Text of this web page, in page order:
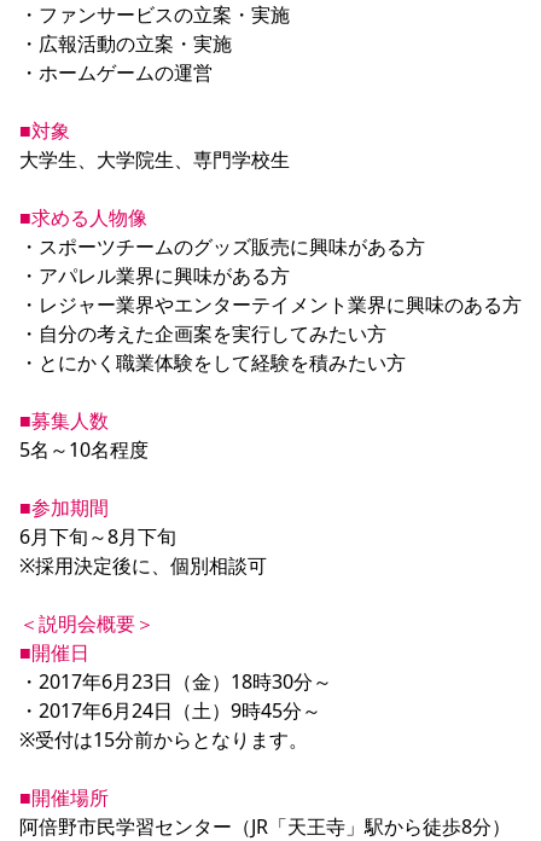
・ファンサービスの立案・実施
・広報活動の立案・実施
・ホームゲームの運営
■対象
大学生、大学院生、専門学校生
■求める人物像
・スポーツチームのグッズ販売に興味がある方
・アパレル業界に興味がある方
・レジャー業界やエンターテイメント業界に興味のある方
・自分の考えた企画案を実行してみたい方
・とにかく職業体験をして経験を積みたい方
■募集人数
5名～10名程度
■参加期間
6月下旬～8月下旬
※採用決定後に、個別相談可
＜説明会概要＞
■開催日
・2017年6月23日（金）18時30分～
・2017年6月24日（土）9時45分～
※受付は15分前からとなります。
■開催場所
阿倍野市民学習センター（JR「天王寺」駅から徒歩8分）